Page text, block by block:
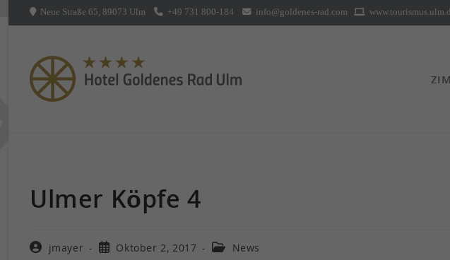
Neue Straße 65, 89073 Ulm +49 731 800-184 info@goldenes-rad.com
Ulmer Köpfe 4
jmayer Oktober 2, 2017 News